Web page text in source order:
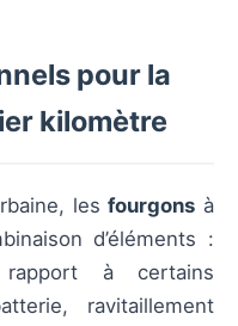
pour la
kilomètre
lesfourgons à
d’éléments :
à certains
ravitaillement